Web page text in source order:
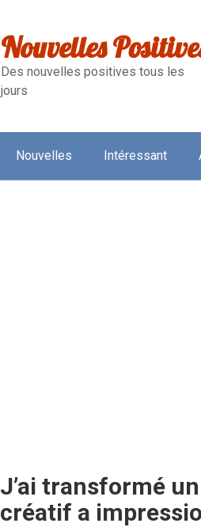
Nouvelles
Des nouvelles positives tous les
jours
Nouvelles Intéressant
J’ai transformé
créatif a